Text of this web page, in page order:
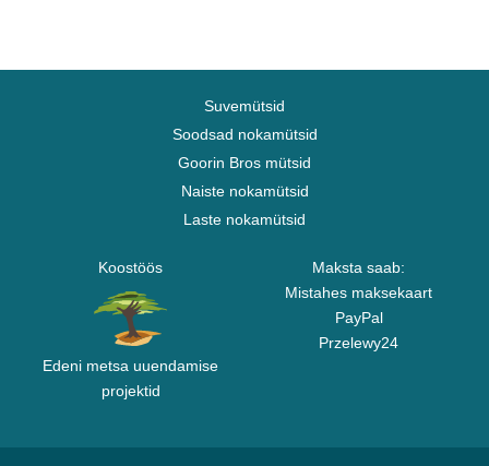
Suvemütsid
Soodsad nokamütsid
Goorin Bros mütsid
Naiste nokamütsid
Laste nokamütsid
Koostöös
Edeni metsa uuendamise
projektid
Maksta saab:
Mistahes maksekaart
PayPal
Przelewy24